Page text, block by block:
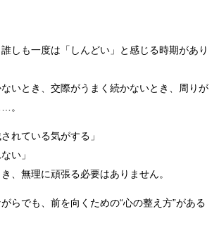
しも一度は「しんどい」と感じる時期があり
いとき、交際がうまく続かないとき、周りが
。
れている気がする」
い」
、無理に頑張る必要はありません。
らでも、前を向くための“心の整え方”がある